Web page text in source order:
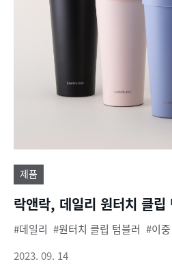
제품
락앤락, 데일리 원터치 클립
데일리 원터치 클립 텀블러
이
2023. 09. 14